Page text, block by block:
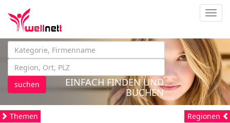
suchen
EINFACH FINDEN UND
BUCHEN
Themen
Regionen